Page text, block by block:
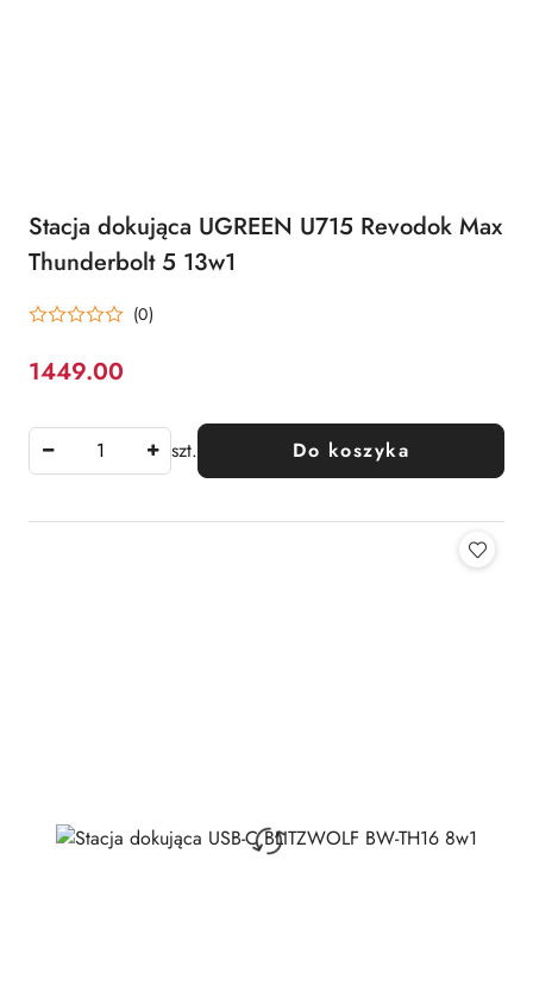
Stacja dokująca UGREEN U715 Revodok Max
Thunderbolt 5 13w1
(0)
Cena:
1449.00
szt. Do koszyka